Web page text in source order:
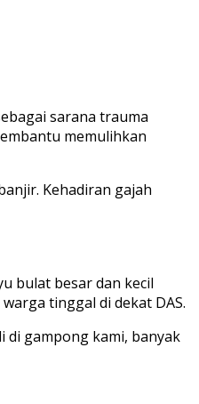
sarana trauma
memulihkan
Kehadiran gajah
bulat besar dan kecil
tinggal di dekat DAS.
gampong kami, banyak